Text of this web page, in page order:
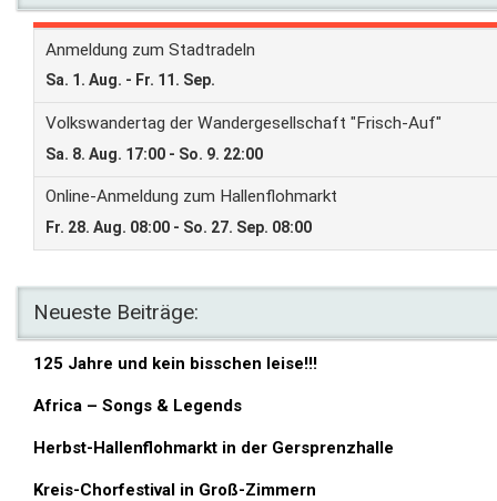
Neueste Beiträge:
125 Jahre und kein bisschen leise!!!
Africa – Songs & Legends
Herbst-Hallenflohmarkt in der Gersprenzhalle
Kreis-Chorfestival in Groß-Zimmern